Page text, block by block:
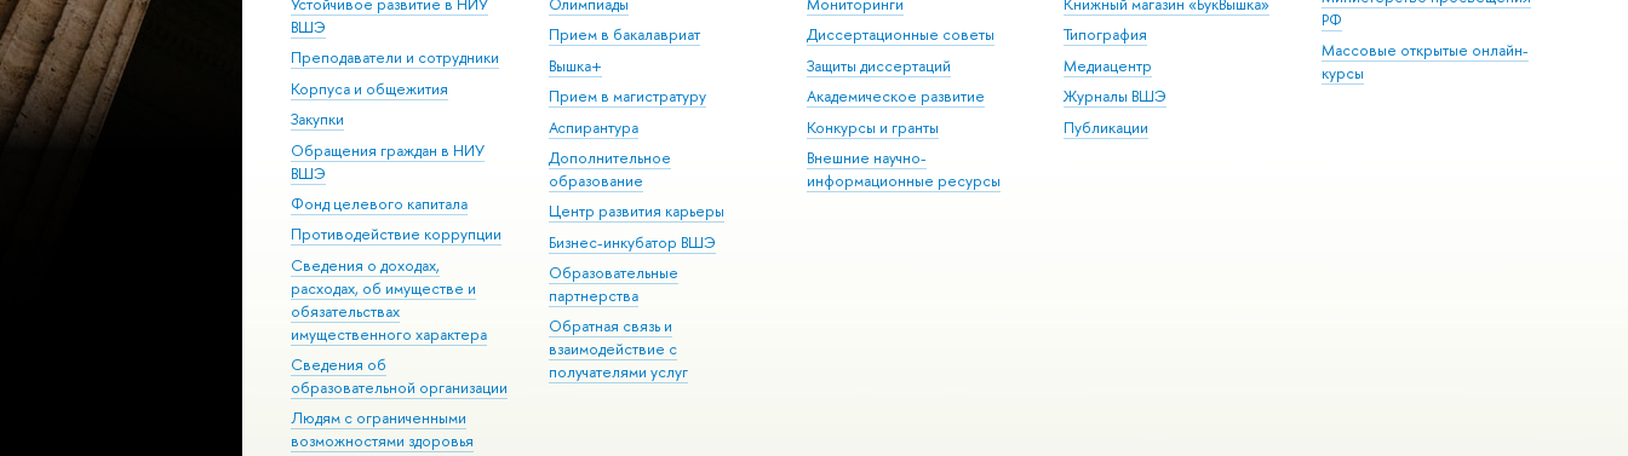
Устойчивое развитие в НИУ
ВШЭ
Преподаватели и сотрудники
Корпуса и общежития
Закупки
Обращения граждан в НИУ
ВШЭ
Фонд целевого капитала
Противодействие коррупции
Сведения о доходах,
расходах, об имуществе и
обязательствах
имущественного характера
Сведения об
образовательной организации
Людям с ограниченными
возможностями здоровья
Олимпиады
Прием в бакалавриат
Вышка+
Прием в магистратуру
Аспирантура
Дополнительное
образование
Центр развития карьеры
Бизнес-инкубатор ВШЭ
Образовательные
партнерства
Обратная связь и
взаимодействие с
получателями услуг
Мониторинги
Диссертационные советы
Защиты диссертаций
Академическое развитие
Конкурсы и гранты
Внешние научно-
информационные ресурсы
Книжный магазин «БукВышка»
Типография
Медиацентр
Журналы ВШЭ
Публикации
РФ
Массовые открытые онлайн-
курсы